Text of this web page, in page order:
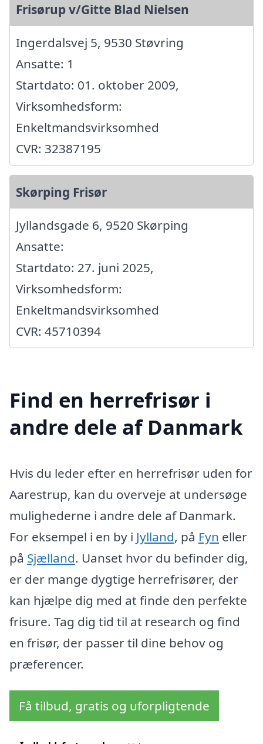
Frisørup v/Gitte Blad Nielsen
Ingerdalsvej 5, 9530 Støvring
Ansatte: 1
Startdato: 01. oktober 2009,
Virksomhedsform:
Enkeltmandsvirksomhed
CVR: 32387195
Skørping Frisør
Jyllandsgade 6, 9520 Skørping
Ansatte:
Startdato: 27. juni 2025,
Virksomhedsform:
Enkeltmandsvirksomhed
CVR: 45710394
Find en herrefrisør i
andre dele af Danmark
Hvis du leder efter en herrefrisør uden for
Aarestrup, kan du overveje at undersøge
mulighederne i andre dele af Danmark.
For eksempel i en by i Jylland, på Fyn eller
på Sjælland. Uanset hvor du befinder dig,
er der mange dygtige herrefrisører, der
kan hjælpe dig med at finde den perfekte
frisure. Tag dig tid til at research og find
en frisør, der passer til dine behov og
præferencer.
Få tilbud, gratis og uforpligtende